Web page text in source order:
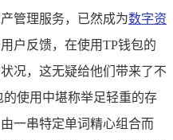
管理服务，已然成为数字资
户反馈，在使用TP钱包的
况，这无疑给他们带来了不
使用中堪称举足轻重的存
一串特定单词精心组合而